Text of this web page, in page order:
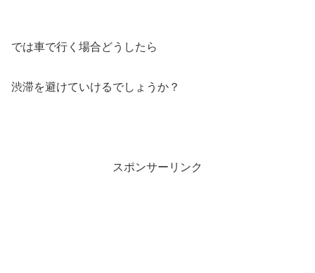
では車で行く場合どうしたら
渋滞を避けていけるでしょうか？
スポンサーリンク